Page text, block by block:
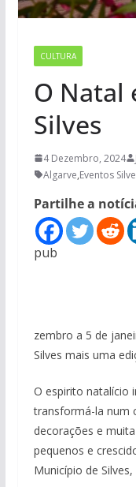
CULTURA
O Natal
Silves
4 Dezembro, 2024
Algarve,Eventos
Partilhe a
pub
zembro a 5 de
Silves mais uma
O espirito natalício
transformá-la num
decorações e
pequenos e
Município de